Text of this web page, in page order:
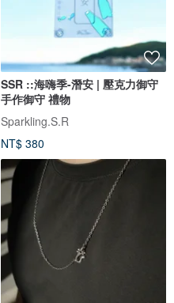
SSR ::海嗨季-潛安 | 壓克力御守
手作御守 禮物
Sparkling.S.R
NT$ 380